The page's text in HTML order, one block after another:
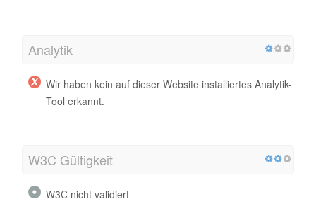
Analytik
Wir haben kein auf dieser Website installiertes Analytik-
Tool erkannt.
W3C Gültigkeit
W3C nicht validiert